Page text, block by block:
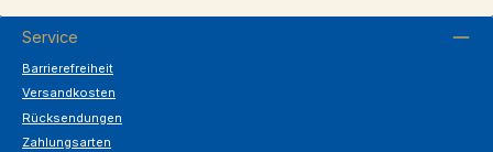
Service
Barrierefreiheit
Versandkosten
Rücksendungen
Zahlungsarten